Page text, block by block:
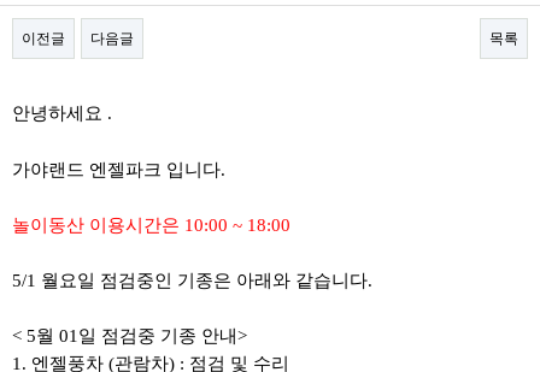
이전글 다음글 목록
안녕하세요 .
가야랜드 엔젤파크 입니다.
놀이동산 이용시간은 10:00 ~ 18:00
5/1 월요일 점검중인 기종은 아래와 같습니다.
< 5월 01일 점검중 기종 안내>
1. 엔젤풍차 (관람차) : 점검 및 수리